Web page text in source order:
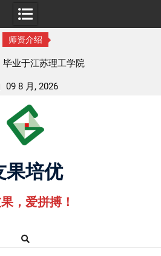
师资介绍
业于湖北中医药大学
09 8 月, 2026
果培优
，爱拼搏！